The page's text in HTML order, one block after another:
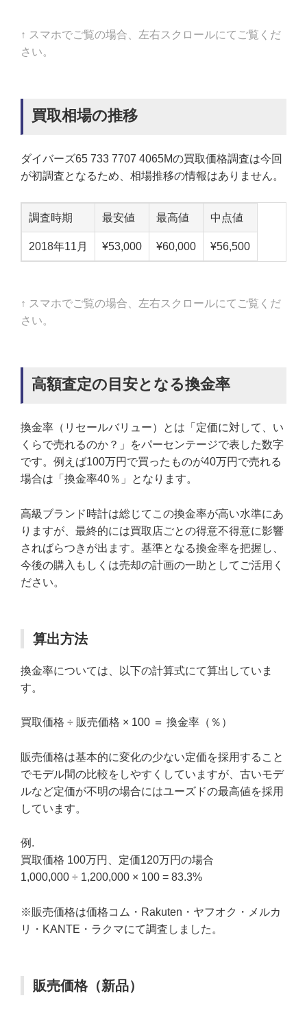
↑ スマホでご覧の場合、左右スクロールにてご覧くだ
さい。
買取相場の推移
ダイバーズ65 733 7707 4065Mの買取価格調査は今回
が初調査となるため、相場推移の情報はありません。
調査時期 最安値 最高値 中点値
2018年11月 ¥53,000 ¥60,000 ¥56,500
↑ スマホでご覧の場合、左右スクロールにてご覧くだ
さい。
高額査定の目安となる換金率
換金率（リセールバリュー）とは「定価に対して、い
くらで売れるのか？」をパーセンテージで表した数字
です。例えば100万円で買ったものが40万円で売れる
場合は「換金率40％」となります。
高級ブランド時計は総じてこの換金率が高い水準にあ
りますが、最終的には買取店ごとの得意不得意に影響
さればらつきが出ます。基準となる換金率を把握し、
今後の購入もしくは売却の計画の一助としてご活用く
ださい。
算出方法
換金率については、以下の計算式にて算出していま
す。
買取価格 ÷ 販売価格 × 100 ＝ 換金率（％）
販売価格は基本的に変化の少ない定価を採用すること
でモデル間の比較をしやすくしていますが、古いモデ
ルなど定価が不明の場合にはユーズドの最高値を採用
しています。
例.
買取価格 100万円、定価120万円の場合
1,000,000 ÷ 1,200,000 × 100 = 83.3%
※販売価格は価格コム・Rakuten・ヤフオク・メルカ
リ・KANTE・ラクマにて調査しました。
販売価格（新品）